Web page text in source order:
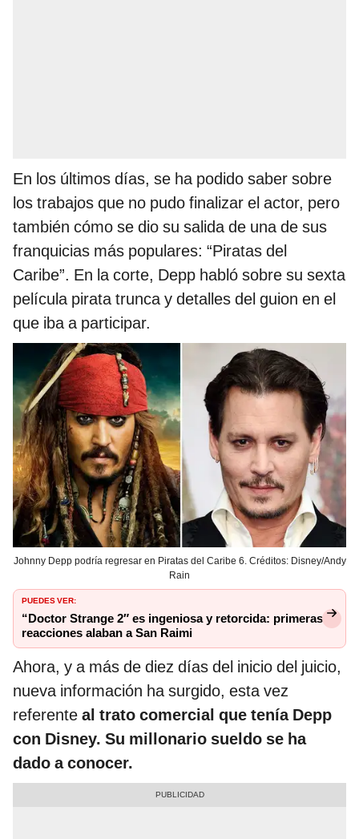
En los últimos días, se ha podido saber sobre
los trabajos que no pudo finalizar el actor, pero
también cómo se dio su salida de una de sus
franquicias más populares: “Piratas del
Caribe”. En la corte, Depp habló sobre su sexta
película pirata trunca y detalles del guion en el
que iba a participar.
Johnny Depp podría regresar en Piratas del Caribe 6. Créditos: Disney/Andy
Rain
PUEDES VER:
“Doctor Strange 2″ es ingeniosa y retorcida: primeras
reacciones alaban a San Raimi
Ahora, y a más de diez días del inicio del juicio,
nueva información ha surgido, esta vez
referente al trato comercial que tenía Depp
con Disney. Su millonario sueldo se ha
dado a conocer.